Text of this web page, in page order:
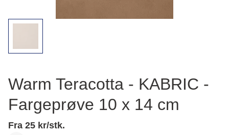
Warm Teracotta - KABRIC -
Fargeprøve 10 x 14 cm
Fra 25 kr/stk.